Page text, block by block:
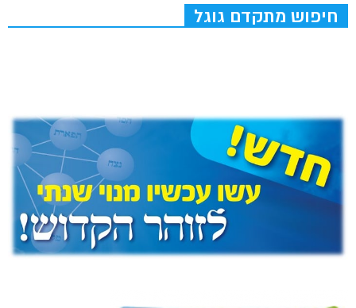
חיפוש מתקדם גוגל